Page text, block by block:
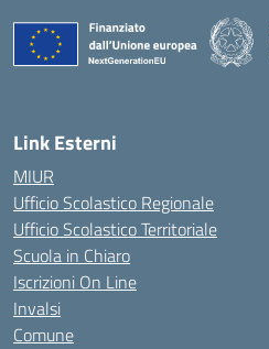
Link Esterni
MIUR
Ufficio Scolastico Regionale
Ufficio Scolastico Territoriale
Scuola in Chiaro
Iscrizioni On Line
Invalsi
Comune